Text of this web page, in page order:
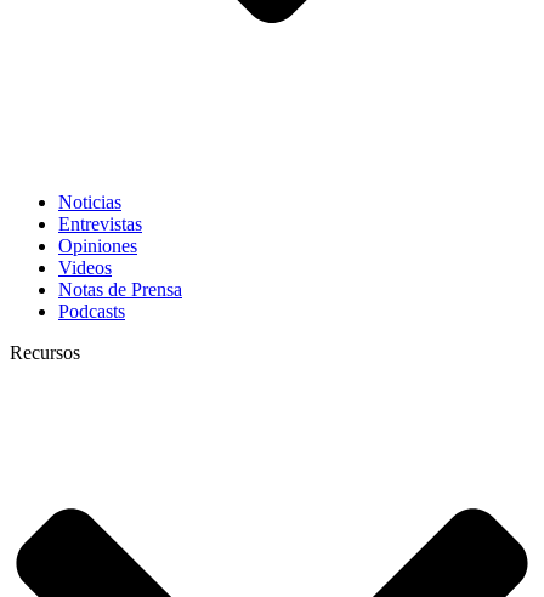
Noticias
Entrevistas
Opiniones
Videos
Notas de Prensa
Podcasts
Recursos